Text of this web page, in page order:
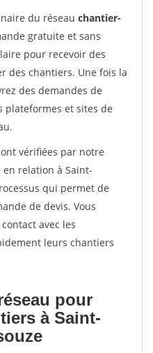
du réseau chantier-
gratuite et sans
pour recevoir des
des chantiers. Une fois la
des demandes de
plateformes et sites de
vérifiées par notre
relation à Saint-
qui permet de
de devis. Vous
avec les
leurs chantiers
pour
à Saint-